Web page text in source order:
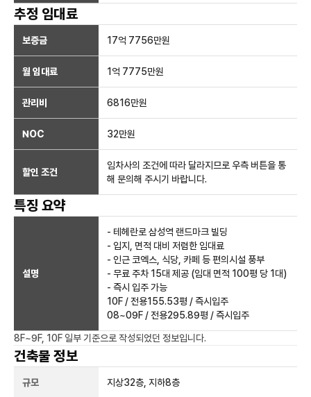
추정 임대료
보증금 17억 7756만원
월 임대료 1억 7775만원
관리비 6816만원
NOC 32만원
할인 조건
임차사의 조건에 따라 달라지므로 우측 버튼을 통
해 문의해 주시기 바랍니다.
특징 요약
설명
- 테헤란로 삼성역 랜드마크 빌딩
- 입지, 면적 대비 저렴한 임대료
- 인근 코엑스, 식당, 카페 등 편의시설 풍부
- 무료 주차 15대 제공 (임대 면적 100평 당 1대)
- 즉시 입주 가능
10F / 전용155.53평 / 즉시입주
08~09F / 전용295.89평 / 즉시입주
8F~9F, 10F 일부 기준으로 작성되었던 정보입니다.
건축물 정보
규모 지상32층, 지하8층